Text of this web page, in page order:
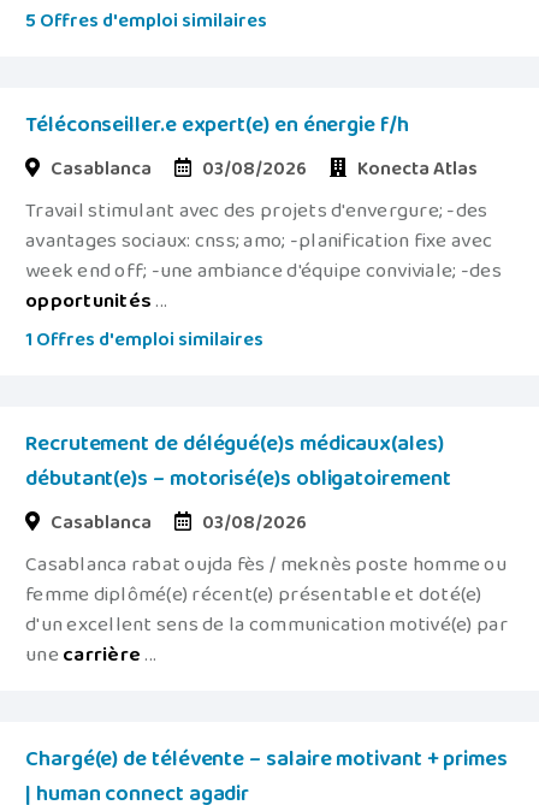
5 Offres d'emploi similaires
Téléconseiller.e expert(e) en énergie f/h
Casablanca 03/08/2026 Konecta Atlas
Travail stimulant avec des projets d'envergure; -des
avantages sociaux: cnss; amo; -planification fixe avec
week end off; -une ambiance d'équipe conviviale; -des
opportunités...
1 Offres d'emploi similaires
Recrutement de délégué(e)s médicaux(ales)
débutant(e)s – motorisé(e)s obligatoirement
Casablanca 03/08/2026
Casablanca rabat oujda fès / meknès poste homme ou
femme diplômé(e) récent(e) présentable et doté(e)
d'un excellent sens de la communication motivé(e) par
unecarrière...
Chargé(e) de télévente – salaire motivant + primes
| human connect agadir